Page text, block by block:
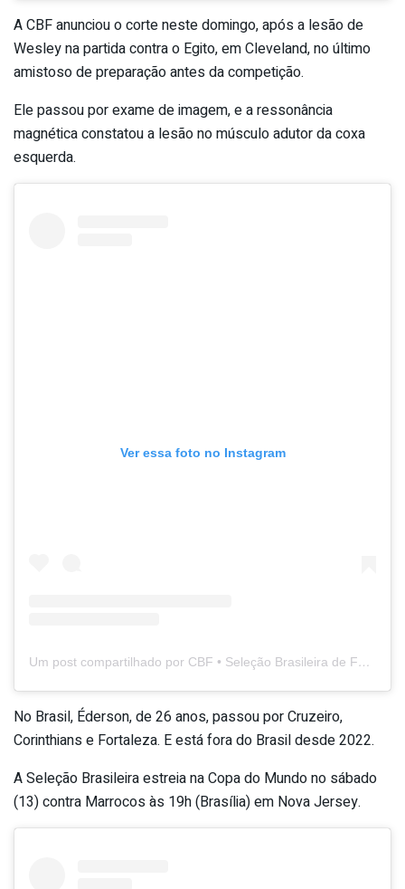
A CBF anunciou o corte neste domingo, após a lesão de
Wesley na partida contra o Egito, em Cleveland, no último
amistoso de preparação antes da competição.
Ele passou por exame de imagem, e a ressonância
magnética constatou a lesão no músculo adutor da coxa
esquerda.
Ver essa foto no Instagram
Um post compartilhado por CBF • Seleção Brasileira de Futebol (@brasil)
No Brasil, Éderson, de 26 anos, passou por Cruzeiro,
Corinthians e Fortaleza. E está fora do Brasil desde 2022.
A Seleção Brasileira estreia na Copa do Mundo no sábado
(13) contra Marrocos às 19h (Brasília) em Nova Jersey.